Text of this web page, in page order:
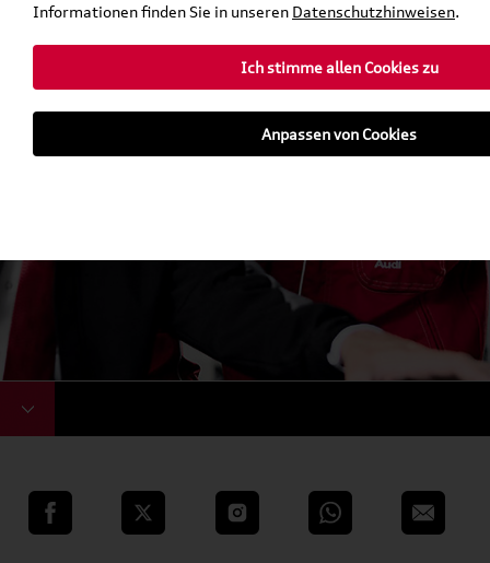
teilen Twitter Instagram WhatsApp E-Mail
Informationen finden Sie in unseren Datenschutzhinweisen.
Ich stimme allen Cookies zu
Anpassen von Cookies